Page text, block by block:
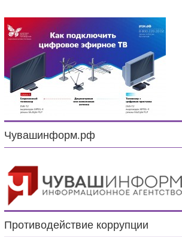
Чувашинформ.рф
Противодействие коррупции